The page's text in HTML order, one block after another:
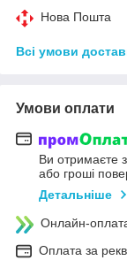
Нова Пошта
Всі умови
Умови оплати
Ви отримаєте
або гроші
Детальніше
Онлайн-
Оплата за